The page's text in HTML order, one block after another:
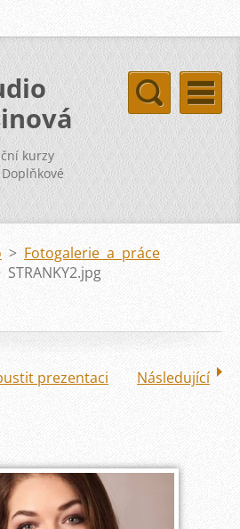
kurzy
pleť
> Fotogalerie a práce
STRANKY2.jpg
prezentaci Následující